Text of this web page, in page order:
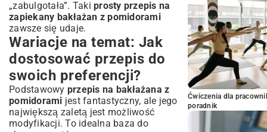
„zabulgotała”. Taki prosty przepis na
zapiekany bakłażan z pomidorami
zawsze się udaje.
Wariacje na temat: Jak
dostosować przepis do
swoich preferencji?
Podstawowy przepis na bakłażana z
pomidorami jest fantastyczny, ale jego
największą zaletą jest możliwość
modyfikacji. To idealna baza do
Ćwiczenia dla
poradnik